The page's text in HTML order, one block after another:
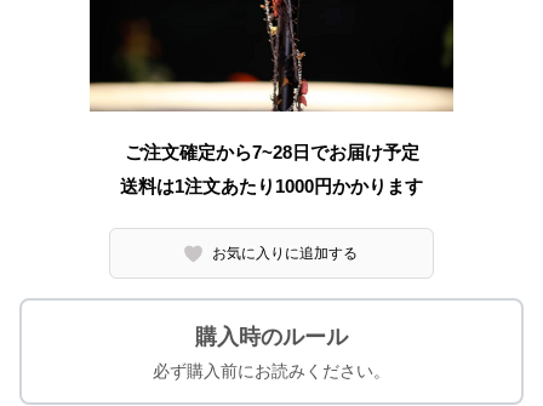
ご注文確定から7~28日でお届け予定
送料は1注文あたり 1000円かかります
お気に入りに追加する
購入時のルール
必ず購入前にお読みください。